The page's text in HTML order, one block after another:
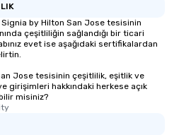
feast plus
a
guide
tour,
other
included
our tours,
Signia by Hilton San Jose tesisinin
çeşitliliğin sağlandığı bir ticari
evet ise aşağıdaki sertifikalardan
Jose tesisinin çeşitlilik, eşitlik ve
girişimleri hakkındaki herkese açık
misiniz?